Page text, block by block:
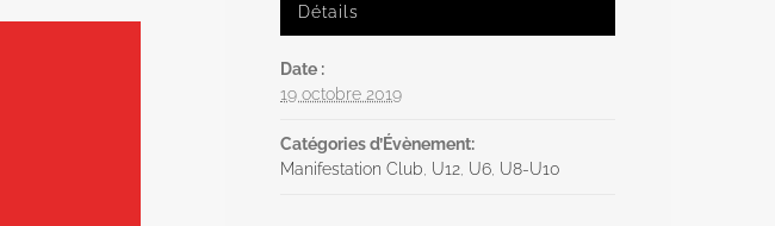
Détails
Date :
19 octobre 2019
Catégories d’Évènement:
Manifestation Club U12 U6 U8-U10